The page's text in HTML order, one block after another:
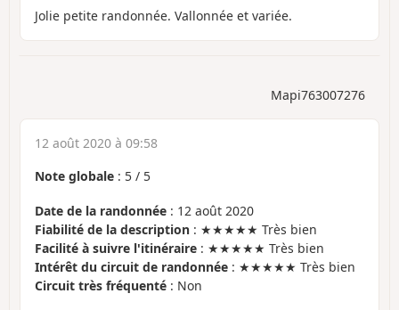
Jolie petite randonnée. Vallonnée et variée.
Mapi763007276
12 août 2020 à 09:58
Note globale : 5 / 5
Date de la randonnée : 12 août 2020
Fiabilité de la description : ★★★★★ Très bien
Facilité à suivre l'itinéraire : ★★★★★ Très bien
Intérêt du circuit de randonnée : ★★★★★ Très bien
Circuit très fréquenté : Non